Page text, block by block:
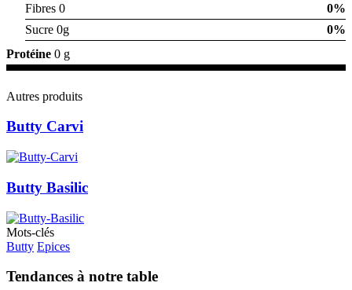
Fibres 0
0%
Sucre 0g
0%
Protéine 0 g
Autres produits
Butty Carvi
Butty Basilic
Mots-clés
Butty Epices
Tendances à notre table